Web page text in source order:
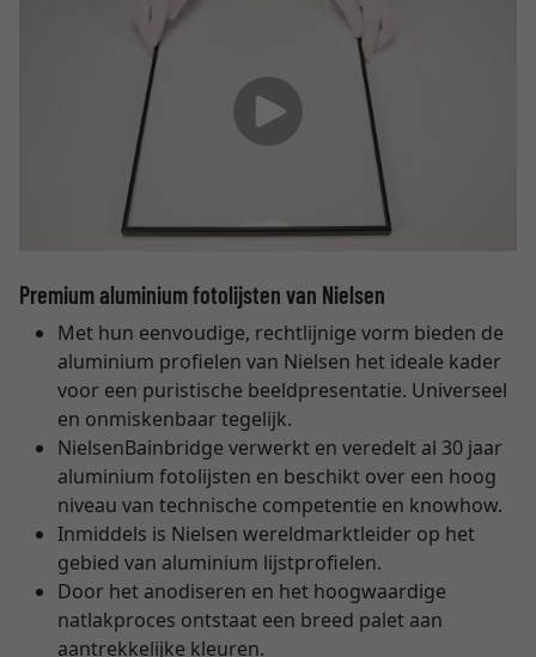
Premium aluminium fotolijsten van Nielsen
Met hun eenvoudige, rechtlijnige vorm bieden de
aluminium profielen van Nielsen het ideale kader
voor een puristische beeldpresentatie. Universeel
en onmiskenbaar tegelijk.
NielsenBainbridge verwerkt en veredelt al 30 jaar
aluminium fotolijsten en beschikt over een hoog
niveau van technische competentie en knowhow.
Inmiddels is Nielsen wereldmarktleider op het
gebied van aluminium lijstprofielen.
Door het anodiseren en het hoogwaardige
natlakproces ontstaat een breed palet aan
aantrekkelijke kleuren.